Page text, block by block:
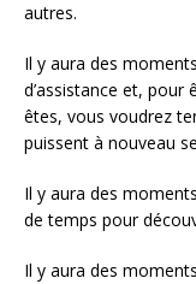
autres.
Il y aura des
d’assistance et, pour
êtes, vous voudrez
puissent à nouveau
Il y aura des
de temps pour
Il y aura des